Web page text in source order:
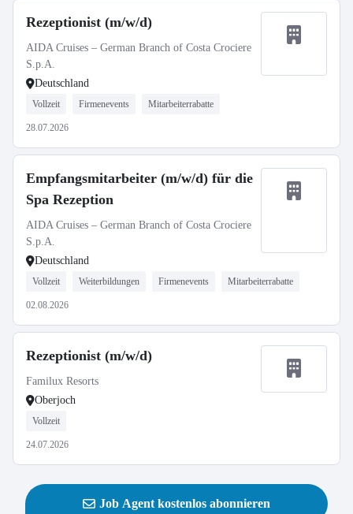
Rezeptionist (m/w/d)
AIDA Cruises – German Branch of Costa Crociere
S.p.A.
Deutschland
Vollzeit Firmenevents Mitarbeiterrabatte
28.07.2026
Empfangsmitarbeiter (m/w/d) für die
Spa Rezeption
AIDA Cruises – German Branch of Costa Crociere
S.p.A.
Deutschland
Vollzeit Weiterbildungen Firmenevents Mitarbeiterrabatte
02.08.2026
Rezeptionist (m/w/d)
Familux Resorts
Oberjoch
Vollzeit
24.07.2026
Job Agent kostenlos abonnieren